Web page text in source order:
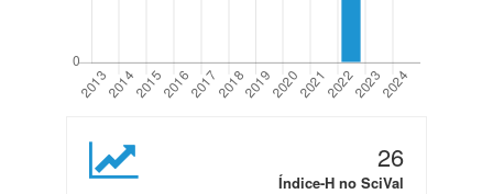
26
Índice-H no SciVal